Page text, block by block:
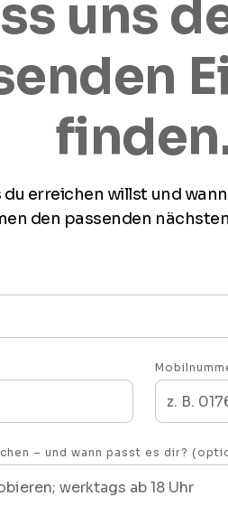
uns
du erreichen willst und
den passenden
– und wann passt es dir?